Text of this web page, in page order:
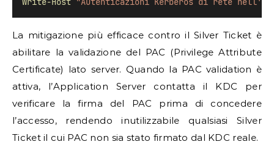
La mitigazione più efficace contro il Silver Ticket è
abilitare la validazione del PAC (Privilege Attribute
Certificate) lato server. Quando la PAC validation è
attiva, l’Application Server contatta il KDC per
verificare la firma del PAC prima di concedere
l’accesso, rendendo inutilizzabile qualsiasi Silver
Ticket il cui PAC non sia stato firmato dal KDC reale.